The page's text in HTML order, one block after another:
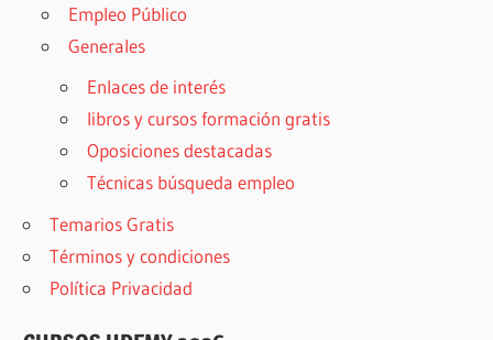
Empleo Público
Generales
Enlaces de interés
libros y cursos formación gratis
Oposiciones destacadas
Técnicas búsqueda empleo
Temarios Gratis
Términos y condiciones
Política Privacidad